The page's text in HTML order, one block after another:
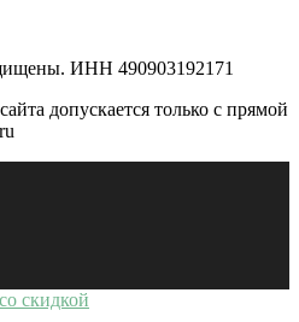
ИНН 490903192171
допускается только с прямой